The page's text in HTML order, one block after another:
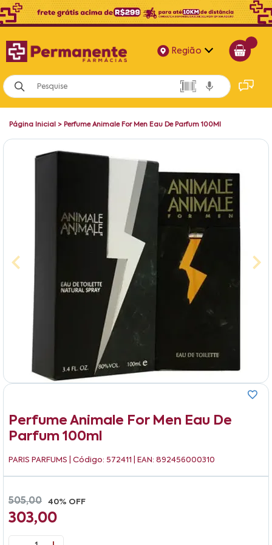
Região
Alagoas
Bahia
Página Inicial > Perfume Animale For Men Eau De Parfum 100Ml
Perfume Animale For Men Eau De
Parfum 100ml
PARIS PARFUMS | Código: 572411 | EAN: 892456000310
505,00 40% OFF
303,00